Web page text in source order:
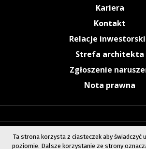
Kariera
Kontakt
Relacje
Strefa architekta
Zgłoszenie
Nota prawna
Ta strona korzysta z ciasteczek aby świadczyć
poziomie. Dalsze korzystanie ze strony